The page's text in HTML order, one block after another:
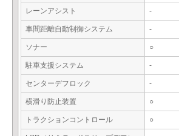
レーンアシスト -
車間距離自動制御システム -
ソナー ○
駐車支援システム -
センターデフロック -
横滑り防止装置 ○
トラクションコントロール ○